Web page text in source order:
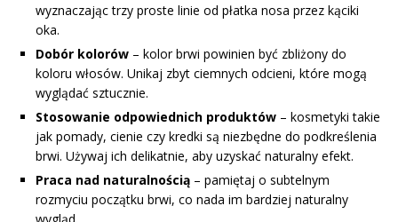
wyznaczając trzy proste linie od płatka nosa przez kąciki
oka.
Dobór kolorów – kolor brwi powinien być zbliżony do
koloru włosów. Unikaj zbyt ciemnych odcieni, które mogą
wyglądać sztucznie.
Stosowanie odpowiednich produktów – kosmetyki takie
jak pomady, cienie czy kredki są niezbędne do podkreślenia
brwi. Używaj ich delikatnie, aby uzyskać naturalny efekt.
Praca nad naturalnością – pamiętaj o subtelnym
rozmyciu początku brwi, co nada im bardziej naturalny